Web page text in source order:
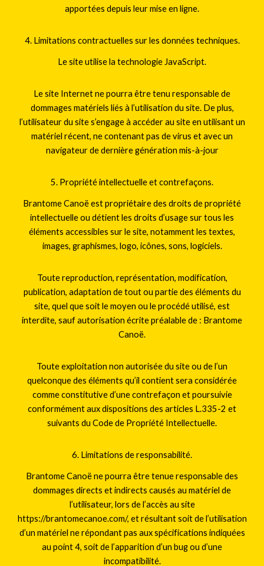
apportées depuis leur mise en ligne.
4. Limitations contractuelles sur les données techniques.
Le site utilise la technologie JavaScript.
Le site Internet ne pourra être tenu responsable de
dommages matériels liés à l’utilisation du site. De plus,
l’utilisateur du site s’engage à accéder au site en utilisant un
matériel récent, ne contenant pas de virus et avec un
navigateur de dernière génération mis-à-jour
5. Propriété intellectuelle et contrefaçons.
Brantome Canoë est propriétaire des droits de propriété
intellectuelle ou détient les droits d’usage sur tous les
éléments accessibles sur le site, notamment les textes,
images, graphismes, logo, icônes, sons, logiciels.
Toute reproduction, représentation, modification,
publication, adaptation de tout ou partie des éléments du
site, quel que soit le moyen ou le procédé utilisé, est
interdite, sauf autorisation écrite préalable de : Brantome
Canoë.
Toute exploitation non autorisée du site ou de l’un
quelconque des éléments qu’il contient sera considérée
comme constitutive d’une contrefaçon et poursuivie
conformément aux dispositions des articles L.335-2 et
suivants du Code de Propriété Intellectuelle.
6. Limitations de responsabilité.
Brantome Canoë ne pourra être tenue responsable des
dommages directs et indirects causés au matériel de
l’utilisateur, lors de l’accès au site
https://brantomecanoe.com/, et résultant soit de l’utilisation
d’un matériel ne répondant pas aux spécifications indiquées
au point 4, soit de l’apparition d’un bug ou d’une
incompatibilité.